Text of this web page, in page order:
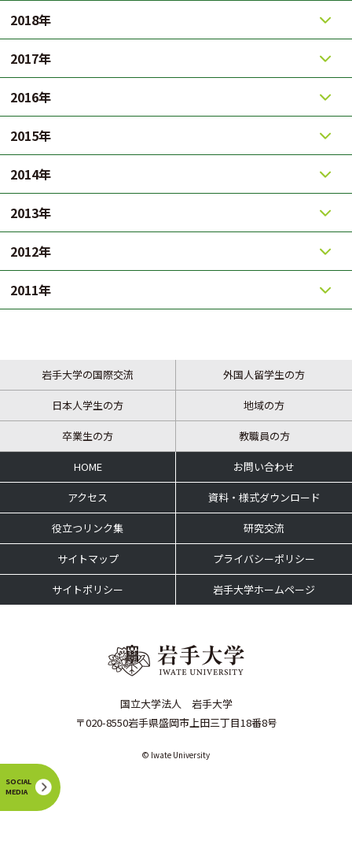
SOCIAL
MEDIA
2018年
2017年
2016年
2015年
2014年
2013年
2012年
2011年
岩手大学の国際交流 外国人留学生の方
日本人学生の方 地域の方
卒業生の方 教職員の方
HOME お問い合わせ
アクセス 資料・様式ダウンロード
役立つリンク集 研究交流
サイトマップ プライバシーポリシー
サイトポリシー 岩手大学ホームページ
国立大学法人 岩手大学
〒020-8550岩手県盛岡市上田三丁目18番8号
© Iwate University